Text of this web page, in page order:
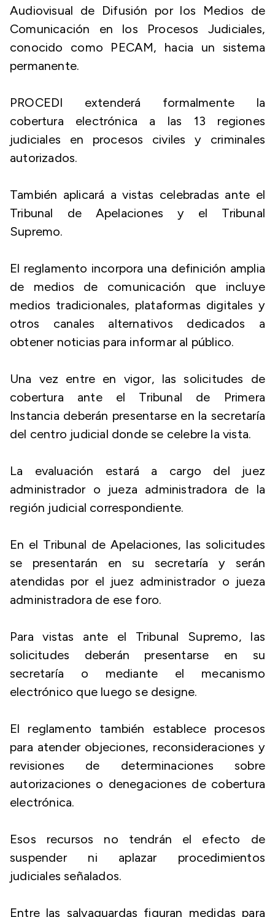
Audiovisual de Difusión por los Medios de
Comunicación en los Procesos Judiciales,
conocido como PECAM, hacia un sistema
permanente.
PROCEDI extenderá formalmente la
cobertura electrónica a las 13 regiones
judiciales en procesos civiles y criminales
autorizados.
También aplicará a vistas celebradas ante el
Tribunal de Apelaciones y el Tribunal
Supremo.
El reglamento incorpora una definición amplia
de medios de comunicación que incluye
medios tradicionales, plataformas digitales y
otros canales alternativos dedicados a
obtener noticias para informar al público.
Una vez entre en vigor, las solicitudes de
cobertura ante el Tribunal de Primera
Instancia deberán presentarse en la secretaría
del centro judicial donde se celebre la vista.
La evaluación estará a cargo del juez
administrador o jueza administradora de la
región judicial correspondiente.
En el Tribunal de Apelaciones, las solicitudes
se presentarán en su secretaría y serán
atendidas por el juez administrador o jueza
administradora de ese foro.
Para vistas ante el Tribunal Supremo, las
solicitudes deberán presentarse en su
secretaría o mediante el mecanismo
electrónico que luego se designe.
El reglamento también establece procesos
para atender objeciones, reconsideraciones y
revisiones de determinaciones sobre
autorizaciones o denegaciones de cobertura
electrónica.
Esos recursos no tendrán el efecto de
suspender ni aplazar procedimientos
judiciales señalados.
Entre las salvaguardas figuran medidas para